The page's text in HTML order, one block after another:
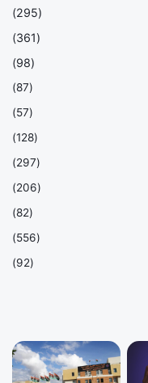
(295)
(361)
(98)
(87)
(57)
(128)
(297)
(206)
(82)
(556)
(92)